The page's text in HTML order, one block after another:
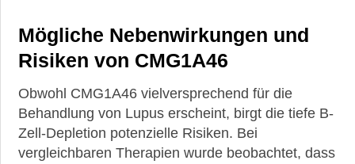
Mögliche Nebenwirkungen und
Risiken von CMG1A46
Obwohl CMG1A46 vielversprechend für die
Behandlung von Lupus erscheint, birgt die tiefe B-
Zell-Depletion potenzielle Risiken. Bei
vergleichbaren Therapien wurde beobachtet, dass
Behandlung
der
Kollagenosen
Aktuelle
Studien
&
Leitlinien